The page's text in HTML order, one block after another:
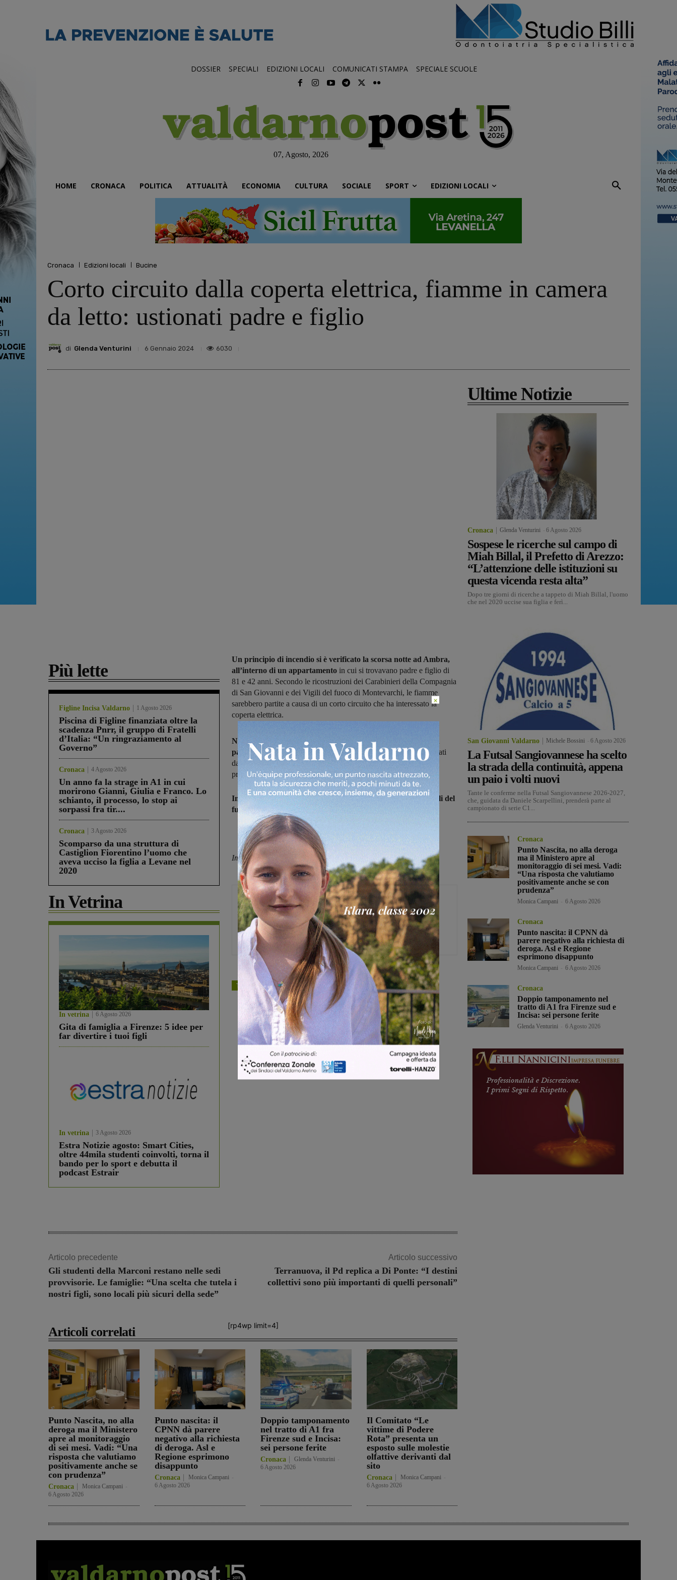
DOSSIER SPECIALI EDIZIONI LOCALI COMUNICATI STAMPA SPECIALE SCUOLE
07, Agosto, 2026
HOME CRONACA POLITICA ATTUALITÀ ECONOMIA CULTURA SOCIALE SPORT EDIZIONI LOCALI
Cronaca Edizioni locali Bucine
Corto circuito dalla coperta elettrica, fiamme in camera
da letto: ustionati padre e figlio
di Glenda Venturini 6 Gennaio 2024 6030
Più lette
Figline Incisa Valdarno 1 Agosto 2026
Piscina di Figline finanziata oltre la
scadenza Pnrr, il gruppo di Fratelli
d’Italia: “Un ringraziamento al
Governo”
Cronaca 4 Agosto 2026
Un anno fa la strage in A1 in cui
morirono Gianni, Giulia e Franco. Lo
schianto, il processo, lo stop ai
sorpassi fra tir....
Cronaca 3 Agosto 2026
Scomparso da una struttura di
Castiglion Fiorentino l’uomo che
aveva ucciso la figlia a Levane nel
2020
In Vetrina
In vetrina 6 Agosto 2026
Gita di famiglia a Firenze: 5 idee per
far divertire i tuoi figli
In vetrina 3 Agosto 2026
Estra Notizie agosto: Smart Cities,
oltre 44mila studenti coinvolti, torna il
bando per lo sport e debutta il
podcast Estrair
Un principio di incendio si è verificato la scorsa notte ad Ambra,
all’interno di un appartamento in cui si trovavano padre e figlio di
81 e 42 anni. Secondo le ricostruzioni dei Carabinieri della Compagnia
di San Giovanni e dei Vigili del fuoco di Montevarchi, le fiamme
sarebbero partite a causa di un corto circuito che ha interessato la
coperta elettrica.
Nel tentativo di spegnere le fiamme, si è ustionato alle mani in
particolare il figlio 42enne , e comunque entrambi sono stati portati
dai sanitari del 118 della Misericordia di Faella in codice giallo al
pronto soccorso della Gruccia.
In seguito all’incendio, spento anche grazie all’arrivo dei Vigili del
fuoco, è stata dichiarata inagibile la camera da letto.
Immagine di repertorio
Glenda Venturini
Capo redattore
TAGS cronaca
Share
Articolo precedente
Gli studenti della Marconi restano nelle sedi
provvisorie. Le famiglie: “Una scelta che tutela i
nostri figli, sono locali più sicuri della sede”
Articolo successivo
Terranuova, il Pd replica a Di Ponte: “I destini
collettivi sono più importanti di quelli personali”
[rp4wp limit=4]
Articoli correlati
Punto Nascita, no alla
deroga ma il Ministero
apre al monitoraggio
di sei mesi. Vadi: “Una
risposta che valutiamo
positivamente anche se
con prudenza”
Cronaca Monica Campani
6 Agosto 2026
Punto nascita: il
CPNN dà parere
negativo alla richiesta
di deroga. Asl e
Regione esprimono
disappunto
Cronaca Monica Campani
6 Agosto 2026
Doppio tamponamento
nel tratto di A1 fra
Firenze sud e Incisa:
sei persone ferite
Cronaca Glenda Venturini
6 Agosto 2026
Il Comitato “Le
vittime di Podere
Rota” presenta un
esposto sulle molestie
olfattive derivanti dal
sito
Cronaca Monica Campani
6 Agosto 2026
Ultime Notizie
Cronaca Glenda Venturini 6 Agosto 2026
Sospese le ricerche sul campo di
Miah Billal, il Prefetto di Arezzo:
“L’attenzione delle istituzioni su
questa vicenda resta alta”
Dopo tre giorni di ricerche a tappeto di Miah Billal, l'uomo
che nel 2020 uccise sua figlia e ferì...
San Giovanni Valdarno Michele Bossini 6 Agosto 2026
La Futsal Sangiovannese ha scelto
la strada della continuità, appena
un paio i volti nuovi
Tante le conferme nella Futsal Sangiovannese 2026-2027,
che, guidata da Daniele Scarpellini, prenderà parte al
campionato di serie C1...
Cronaca
Punto Nascita, no alla deroga
ma il Ministero apre al
monitoraggio di sei mesi. Vadi:
“Una risposta che valutiamo
positivamente anche se con
prudenza”
Monica Campani 6 Agosto 2026
Cronaca
Punto nascita: il CPNN dà
parere negativo alla richiesta di
deroga. Asl e Regione
esprimono disappunto
Monica Campani 6 Agosto 2026
Cronaca
Doppio tamponamento nel
tratto di A1 fra Firenze sud e
Incisa: sei persone ferite
Glenda Venturini 6 Agosto 2026
×